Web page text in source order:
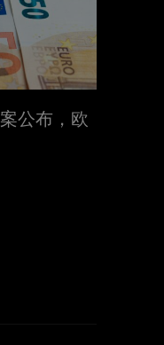
公布，欧